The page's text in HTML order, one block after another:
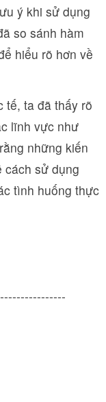
ý khi sử dụng
so sánh hàm
hiểu rõ hơn về
tế, ta đã thấy rõ
lĩnh vực như
những kiến
cách sử dụng
tình huống thực